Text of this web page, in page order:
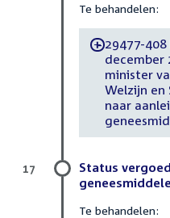
Te behandelen:
-29477-
december
minister
Welzijn en
naar
Status
Te behandelen:
17